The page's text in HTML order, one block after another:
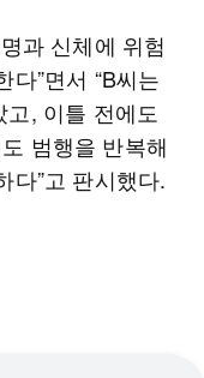
과 신체에 위험
”면서 “B씨는
, 이틀 전에도
범행을 반복해
다”고 판시했다.